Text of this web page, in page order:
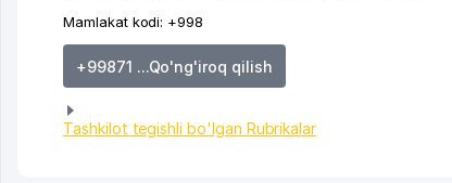
Mamlakat kodi: +998
+99871 ...Qo'ng'iroq qilish
Tashkilot tegishli bo'lgan Rubrikalar